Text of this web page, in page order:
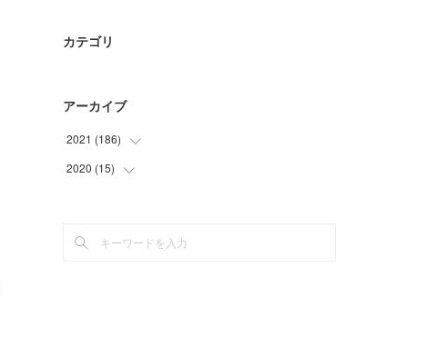
カテゴリ
アーカイブ
2021 (186)
(35
)
(
2020 (15)